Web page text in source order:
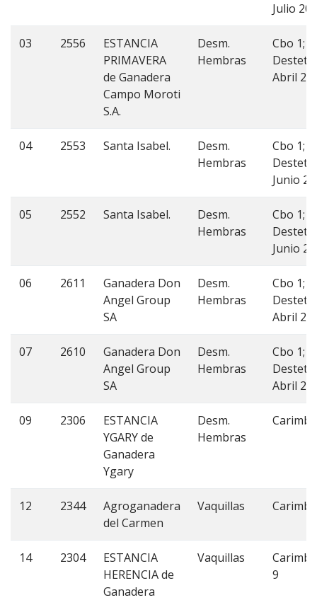
Julio
03 2556
ESTANCIA
PRIMAVERA
de Ganadera
Campo Moroti
S.A.
Desm.
Hembras
Cbo 1;
Abril
04 2553 Santa Isabel.
Desm.
Hembras
Cbo 1;
Junio
05 2552 Santa Isabel.
Desm.
Hembras
Cbo 1;
Junio
06 2611
Ganadera Don
Angel Group
SA
Desm.
Hembras
Cbo 1;
Abril
07 2610
Ganadera Don
Angel Group
SA
Desm.
Hembras
Cbo 1;
Abril
09 2306
ESTANCIA
YGARY de
Ganadera
Ygary
Desm.
Hembras
12 2344
Agroganadera
del Carmen
Vaquillas
14 2304
ESTANCIA
HERENCIA de
Ganadera
Vaquillas
9